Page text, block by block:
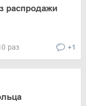
распродажи
раз +1